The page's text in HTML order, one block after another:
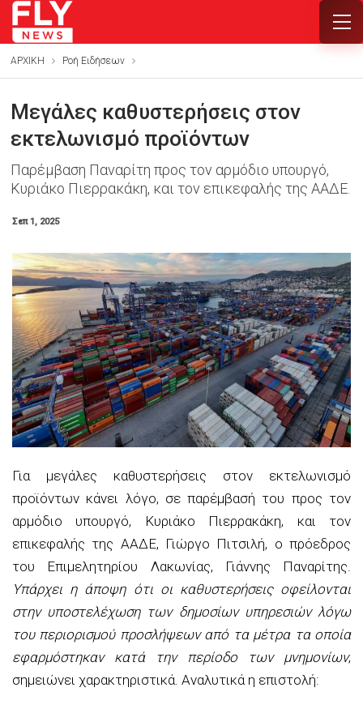
ΑΡΧΙΚΗ Ροή Ειδήσεων
Μεγάλες καθυστερήσεις στον
εκτελωνισμό προϊόντων
Παρέμβαση Παναρίτη προς τον αρμόδιο υπουργό,
Κυριάκο Πιερρακάκη, και τον επικεφαλής της ΑΑΔΕ.
Σεπ 1, 2025
Για μεγάλες καθυστερήσεις στον εκτελωνισμό
προϊόντων κάνει λόγο, σε παρέμβασή του προς τον
αρμόδιο υπουργό, Κυριάκο Πιερρακάκη, και τον
επικεφαλής της ΑΑΔΕ, Γιώργο Πιτσιλή, ο πρόεδρος
του Επιμελητηρίου Λακωνίας, Γιάννης Παναρίτης.
Υπάρχει η άποψη ότι οι καθυστερήσεις οφείλονται
στην υποστελέχωση των δημοσίων υπηρεσιών λόγω
του περιορισμού προσλήψεων από τα μέτρα τα οποία
εφαρμόστηκαν κατά την περίοδο των μνημονίων,
σημειώνει χαρακτηριστικά. Αναλυτικά η επιστολή: